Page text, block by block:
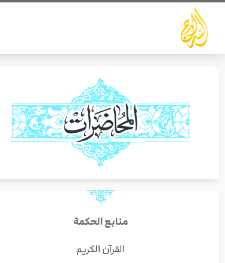
تخطي
المحتوى
منابع الحكمة
القرآن الكريم